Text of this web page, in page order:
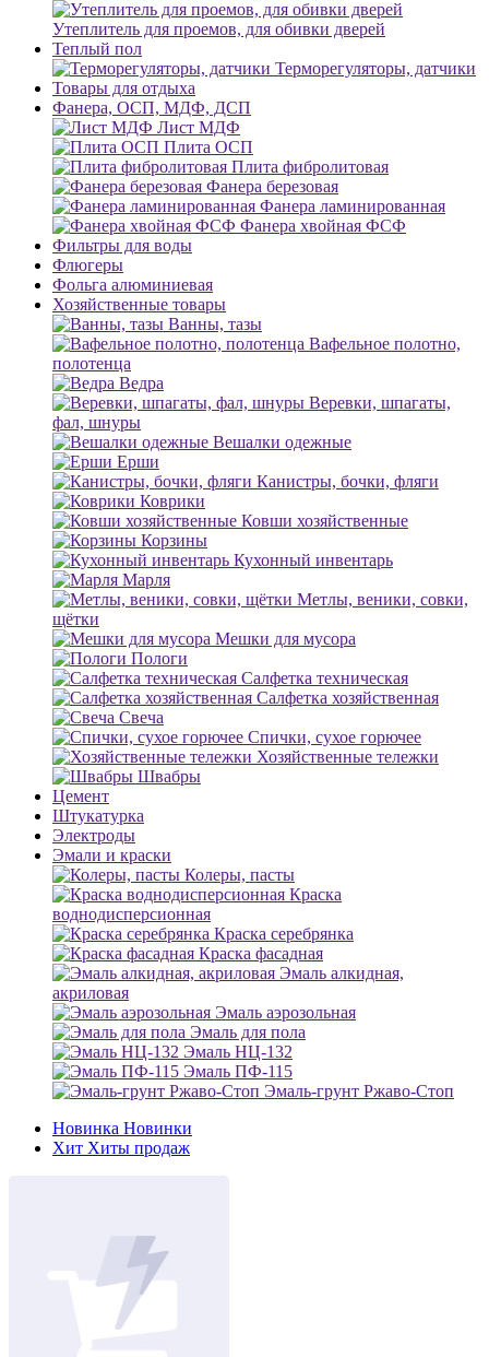
Утеплитель для проемов, для обивки дверей
Теплый пол
Терморегуляторы, датчики
Товары для отдыха
Фанера, ОСП, МДФ, ДСП
Лист МДФ
Плита ОСП
Плита фибролитовая
Фанера березовая
Фанера ламинированная
Фанера хвойная ФСФ
Фильтры для воды
Флюгеры
Фольга алюминиевая
Хозяйственные товары
Ванны, тазы
Вафельное полотно,
полотенца
Ведра
Веревки, шпагаты,
фал, шнуры
Вешалки одежные
Ерши
Канистры, бочки, фляги
Коврики
Ковши хозяйственные
Корзины
Кухонный инвентарь
Марля
Метлы, веники, совки,
щётки
Мешки для мусора
Пологи
Салфетка техническая
Салфетка хозяйственная
Свеча
Спички, сухое горючее
Хозяйственные тележки
Швабры
Цемент
Штукатурка
Электроды
Эмали и краски
Колеры, пасты
Краска
воднодисперсионная
Краска серебрянка
Краска фасадная
Эмаль алкидная,
акриловая
Эмаль аэрозольная
Эмаль для пола
Эмаль НЦ-132
Эмаль ПФ-115
Эмаль-грунт Ржаво-Стоп
Новинка Новинки
Хит Хиты продаж